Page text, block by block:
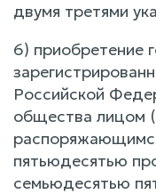
двумя третями
6) приобретение
Российской
общества лицом
пятьюдесятью
семьюдесятью